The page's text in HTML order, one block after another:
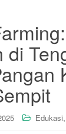
di
Edukasi,